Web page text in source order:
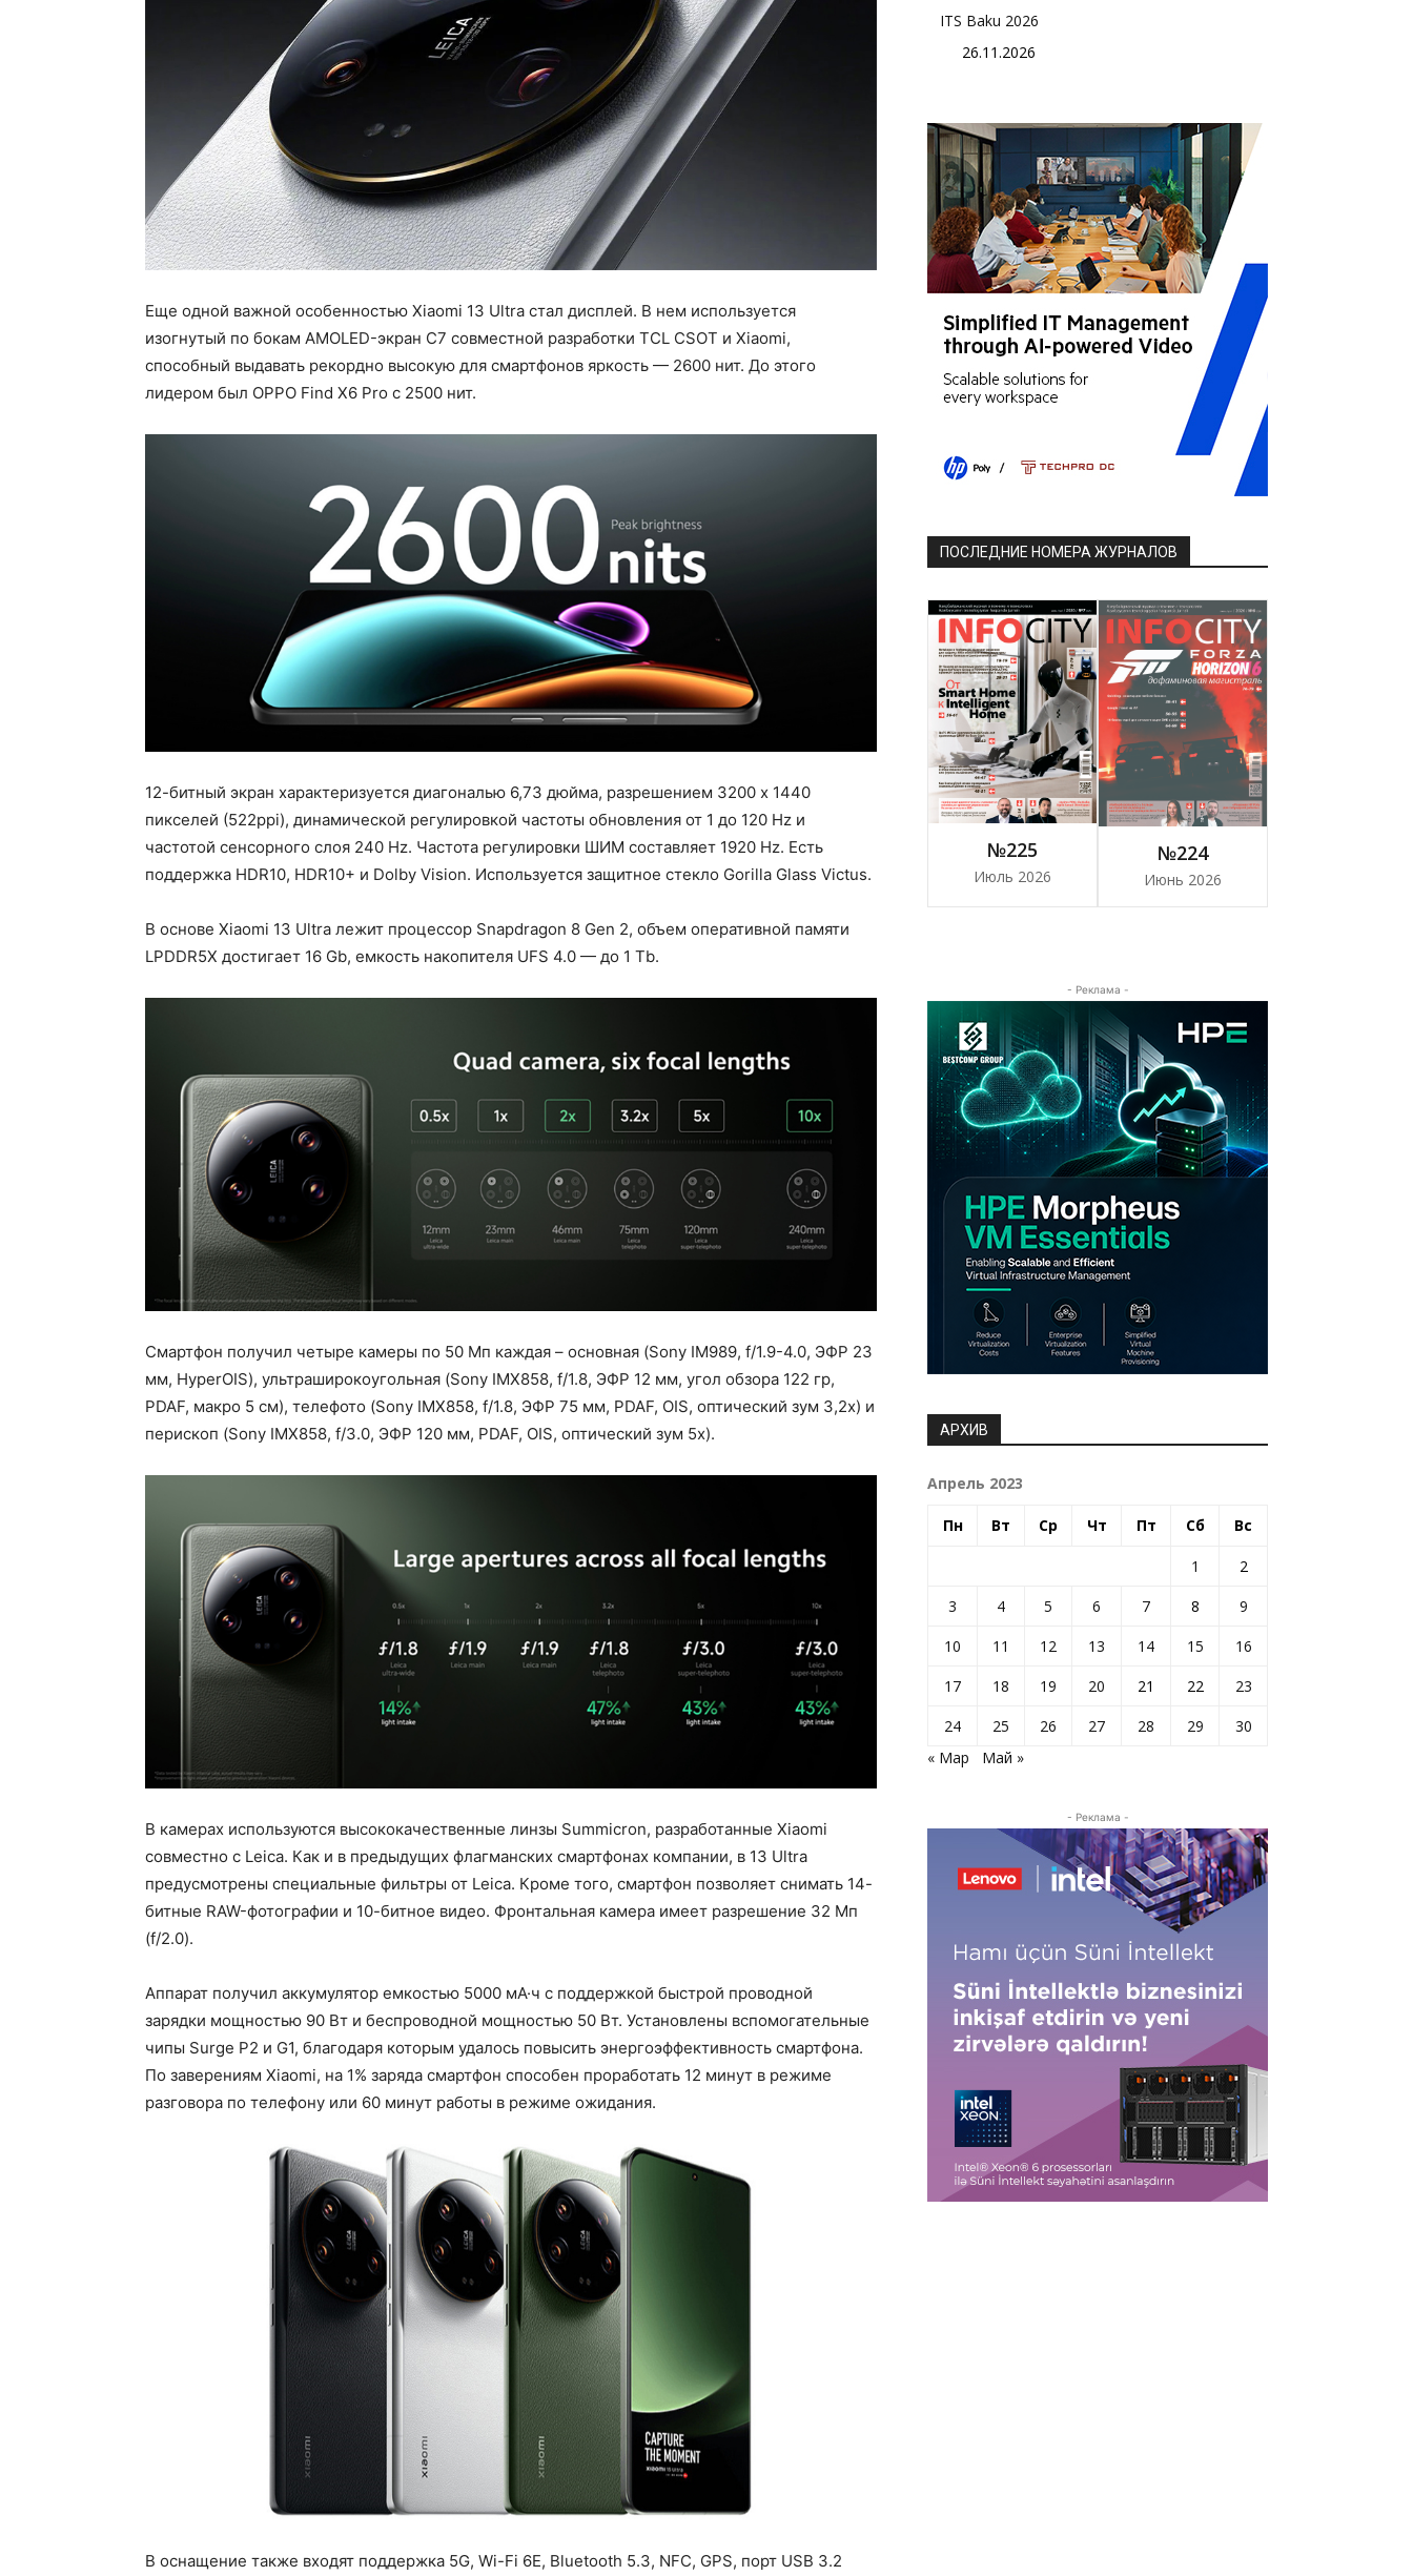
Еще одной важной особенностью Xiaomi 13 Ultra стал дисплей. В нем используется
изогнутый по бокам AMOLED-экран C7 совместной разработки TCL CSOT и Xiaomi,
способный выдавать рекордно высокую для смартфонов яркость — 2600 нит. До этого
лидером был OPPO Find X6 Pro с 2500 нит.
12-битный экран характеризуется диагональю 6,73 дюйма, разрешением 3200 х 1440
пикселей (522ppi), динамической регулировкой частоты обновления от 1 до 120 Hz и
частотой сенсорного слоя 240 Hz. Частота регулировки ШИМ составляет 1920 Hz. Есть
поддержка HDR10, HDR10+ и Dolby Vision. Используется защитное стекло Gorilla Glass Victus.
В основе Xiaomi 13 Ultra лежит процессор Snapdragon 8 Gen 2, объем оперативной памяти
LPDDR5X достигает 16 Gb, емкость накопителя UFS 4.0 — до 1 Tb.
Смартфон получил четыре камеры по 50 Мп каждая – основная (Sony IM989, f/1.9-4.0, ЭФР 23
мм, HyperOIS), ультраширокоугольная (Sony IMX858, f/1.8, ЭФР 12 мм, угол обзора 122 гр,
PDAF, макро 5 см), телефото (Sony IMX858, f/1.8, ЭФР 75 мм, PDAF, OIS, оптический зум 3,2х) и
перископ (Sony IMX858, f/3.0, ЭФР 120 мм, PDAF, OIS, оптический зум 5х).
В камерах используются высококачественные линзы Summicron, разработанные Xiaomi
совместно с Leica. Как и в предыдущих флагманских смартфонах компании, в 13 Ultra
предусмотрены специальные фильтры от Leica. Кроме того, смартфон позволяет снимать 14-
битные RAW-фотографии и 10-битное видео. Фронтальная камера имеет разрешение 32 Мп
(f/2.0).
Аппарат получил аккумулятор емкостью 5000 мА·ч с поддержкой быстрой проводной
зарядки мощностью 90 Вт и беспроводной мощностью 50 Вт. Установлены вспомогательные
чипы Surge P2 и G1, благодаря которым удалось повысить энергоэффективность смартфона.
По заверениям Xiaomi, на 1% заряда смартфон способен проработать 12 минут в режиме
разговора по телефону или 60 минут работы в режиме ожидания.
В оснащение также входят поддержка 5G, Wi-Fi 6E, Bluetooth 5.3, NFC, GPS, порт USB 3.2
ITS Baku 2026
26.11.2026
ПОСЛЕДНИЕ НОМЕРА ЖУРНАЛОВ
№225
Июль 2026
№224
Июнь 2026
- Реклама -
АРХИВ
Апрель 2023
Пн Вт Ср Чт Пт Сб Вс
1
2
3
4 5 6 7 8
9
10
11 12 13 14 15
16
17
18 19 20 21 22
23
24
25 26 27 28 29
30
« Мар
Май »
- Реклама -